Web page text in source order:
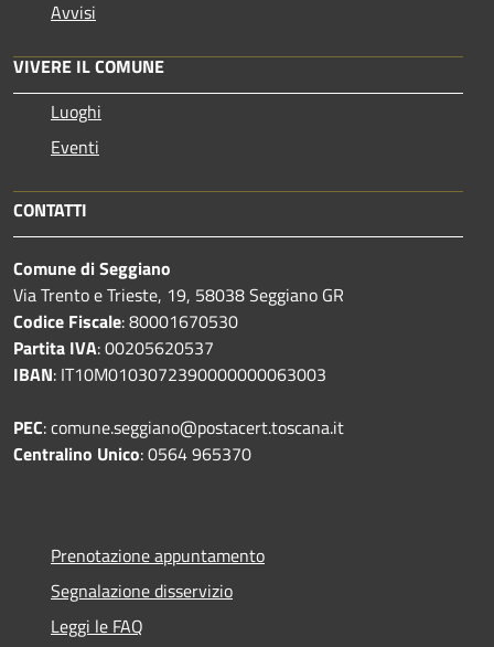
Avvisi
VIVERE IL COMUNE
Luoghi
Eventi
CONTATTI
Comune di Seggiano
Via Trento e Trieste, 19, 58038 Seggiano GR
Codice Fiscale: 80001670530
Partita IVA: 00205620537
IBAN: IT10M0103072390000000063003
PEC: comune.seggiano@postacert.toscana.it
Centralino Unico: 0564 965370
Prenotazione appuntamento
Segnalazione disservizio
Leggi le FAQ